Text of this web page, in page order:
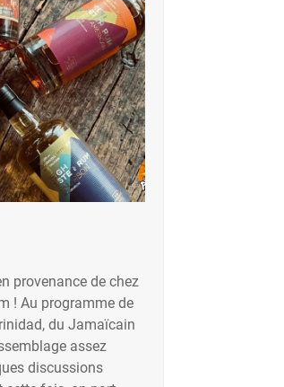
provenance de chez
! Au programme de
du Jamaïcain
assez
discussions